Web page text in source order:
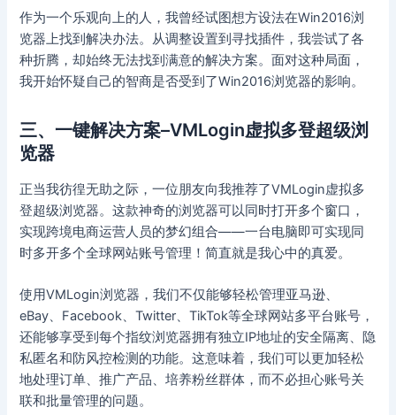
作为一个乐观向上的人，我曾经试图想方设法在Win2016浏
览器上找到解决办法。从调整设置到寻找插件，我尝试了各
种折腾，却始终无法找到满意的解决方案。面对这种局面，
我开始怀疑自己的智商是否受到了Win2016浏览器的影响。
三、一键解决方案–VMLogin虚拟多登超级浏
览器
正当我彷徨无助之际，一位朋友向我推荐了VMLogin虚拟多
登超级浏览器。这款神奇的浏览器可以同时打开多个窗口，
实现跨境电商运营人员的梦幻组合——一台电脑即可实现同
时多开多个全球网站账号管理！简直就是我心中的真爱。
使用VMLogin浏览器，我们不仅能够轻松管理亚马逊、
eBay、Facebook、Twitter、TikTok等全球网站多平台账号，
还能够享受到每个指纹浏览器拥有独立IP地址的安全隔离、隐
私匿名和防风控检测的功能。这意味着，我们可以更加轻松
地处理订单、推广产品、培养粉丝群体，而不必担心账号关
联和批量管理的问题。